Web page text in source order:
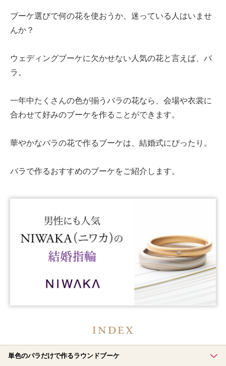
ブーケ選びで何の花を使おうか、迷っている人はいませ
んか？
ウェディングブーケに欠かせない人気の花と言えば、バ
ラ。
一年中たくさんの色が揃うバラの花なら、会場や衣裳に
合わせて好みのブーケを作ることができます。
華やかなバラの花で作るブーケは、結婚式にぴったり。
バラで作るおすすめのブーケをご紹介します。
単色のバラだけで作るラウンドブーケ